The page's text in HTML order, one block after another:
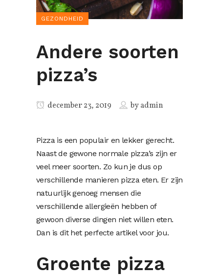
GEZONDHEID
Andere soorten
pizza’s
december 23, 2019 byadmin
Pizza is een populair en lekker gerecht.
Naast de gewone normale pizza’s zijn er
veel meer soorten. Zo kun je dus op
verschillende manieren pizza eten. Er zijn
natuurlijk genoeg mensen die
verschillende allergieën hebben of
gewoon diverse dingen niet willen eten.
Dan is dit het perfecte artikel voor jou.
Groente pizza